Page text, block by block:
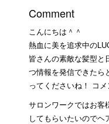
Comment
こんにちは＾＾
熱血に美を追求中の
皆さんの素敵な髪型と
つ情報を発信できたら
ってくださいね！ コ
サロンワークではお客
してもらいたいので